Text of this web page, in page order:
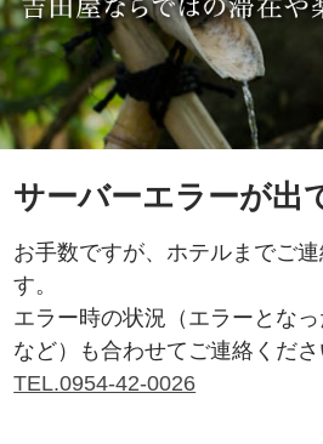
サーバーエラーが出
お手数ですが、ホテルまでご
す。
エラー時の状況（エラーとな
など）も合わせてご連絡くださ
TEL.0954-42-0026